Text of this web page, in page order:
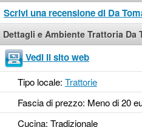
Scrivi una recensione di Da
Dettagli e Ambiente Trattoria Da
Vedi il sito web
Tipo locale: Trattorie
Fascia di prezzo: Meno di 20
Cucina: Tradizionale